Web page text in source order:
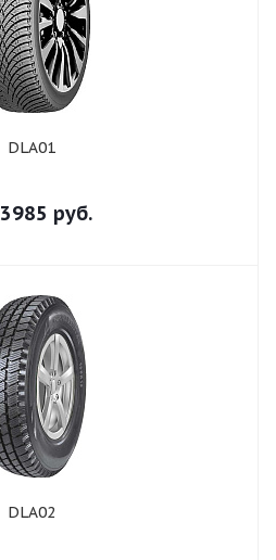
DLA01
3985 руб.
DLA02